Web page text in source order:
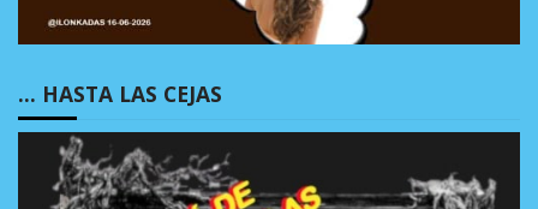
… HASTA LAS CEJAS